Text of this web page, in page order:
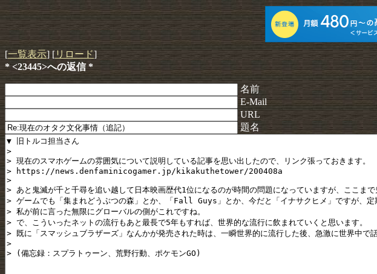
[一覧表示] [リロード]
* <23445>への返信 *
名前
E-Mail
URL
題名